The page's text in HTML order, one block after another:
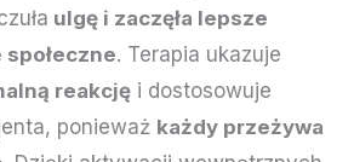
ulgę i zaczęła lepsze
. Terapia ukazuje
reakcję i dostosowuje
ponieważ każdy przeżywa